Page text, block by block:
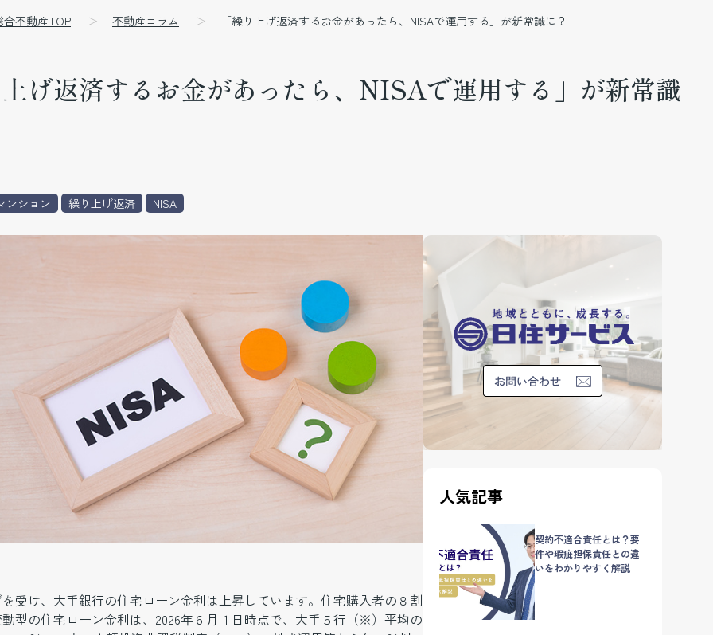
不動産TOP 不動産コラム 「繰り上げ返済するお金があったら、NISAで運用する」が新常識に？
げ返済するお金があったら、NISAで運用する」が新常識
ンション 繰り上げ返済 NISA
受け、大手銀行の住宅ローン金利は上昇しています。住宅購入者の８割
型の住宅ローン金利は、2026年６月１日時点で、大手５行（※）平均の
人気記事
契約不適合責任とは？要
件や瑕疵担保責任との違
いをわかりやすく解説